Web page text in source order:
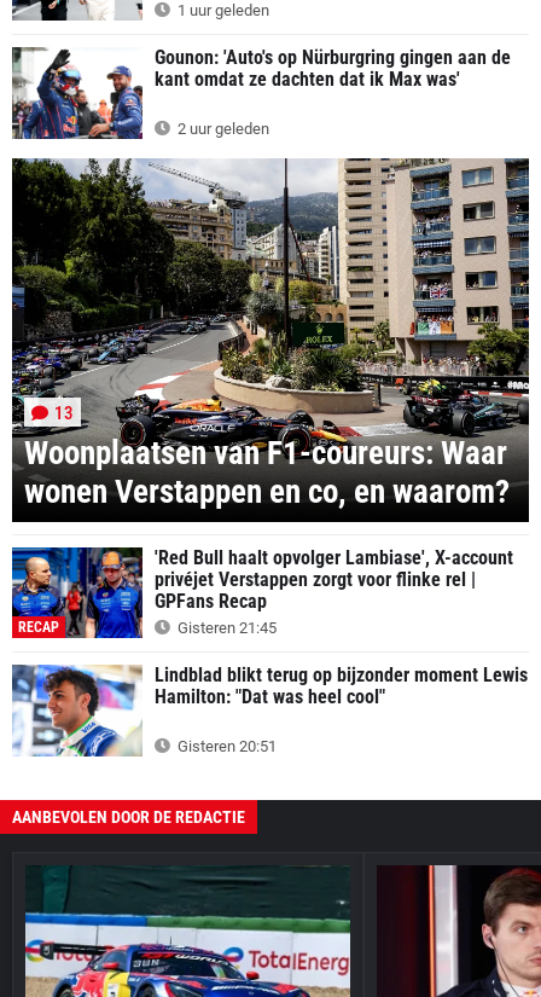
1 uur geleden
Gounon: 'Auto's op Nürburgring gingen aan de
kant omdat ze dachten dat ik Max was'
2 uur geleden
Woonplaatsen van F1-coureurs: Waar
wonen Verstappen en co, en waarom?
13
RECAP
'Red Bull haalt opvolger Lambiase', X-account
privéjet Verstappen zorgt voor flinke rel |
GPFans Recap
Gisteren 21:45
Lindblad blikt terug op bijzonder moment Lewis
Hamilton: "Dat was heel cool"
Gisteren 20:51
AANBEVOLEN DOOR DE REDACTIE